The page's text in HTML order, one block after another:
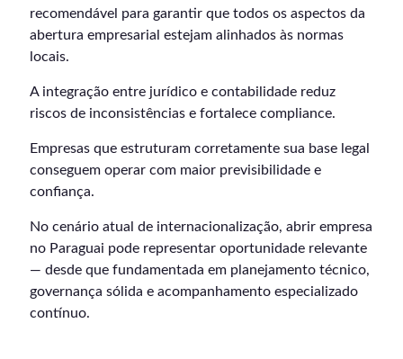
recomendável para garantir que todos os aspectos da
abertura empresarial estejam alinhados às normas
locais.
A integração entre jurídico e contabilidade reduz
riscos de inconsistências e fortalece compliance.
Empresas que estruturam corretamente sua base legal
conseguem operar com maior previsibilidade e
confiança.
No cenário atual de internacionalização, abrir empresa
no Paraguai pode representar oportunidade relevante
— desde que fundamentada em planejamento técnico,
governança sólida e acompanhamento especializado
contínuo.